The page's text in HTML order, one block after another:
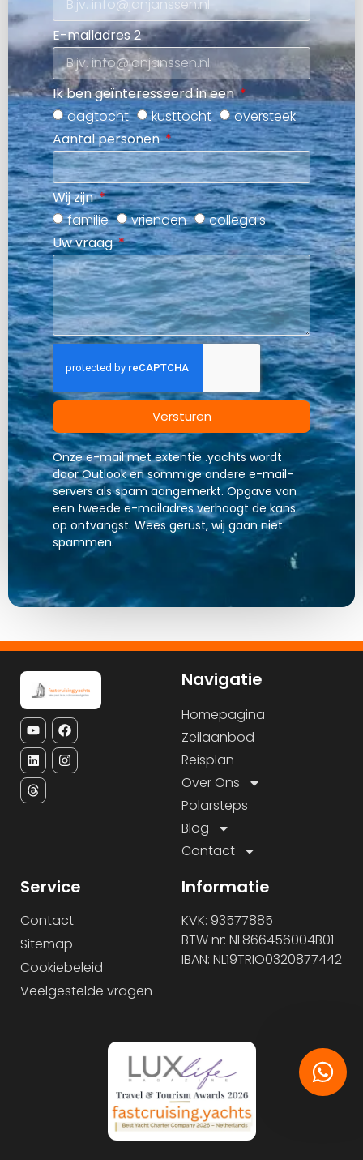
E-mailadres 2
Ik ben geïnteresseerd in een
dagtocht
kusttocht
oversteek
Aantal personen
Wij zijn
familie
vrienden
collega's
Uw vraag
Versturen
Onze e-mail met extentie .yachts wordt
door Outlook en sommige andere e-mail-
servers als spam aangemerkt. Opgave van
een tweede e-mailadres verhoogt de kans
op ontvangst. Wees gerust, wij gaan niet
spammen.
Navigatie
Homepagina
Zeilaanbod
Reisplan
Over Ons
Polarsteps
Blog
Contact
Service
Contact
Sitemap
Cookiebeleid
Veelgestelde vragen
Informatie
KVK: 93577885
BTW nr: NL866456004B01
IBAN: NL19TRIO0320877442